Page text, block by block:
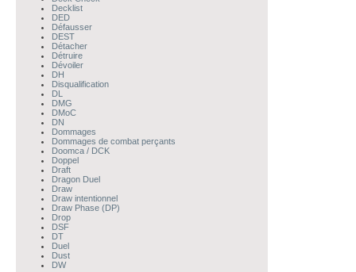
Decklist
DED
Défausser
DEST
Détacher
Détruire
Dévoiler
DH
Disqualification
DL
DMG
DMoC
DN
Dommages
Dommages de combat perçants
Doomca / DCK
Doppel
Draft
Dragon Duel
Draw
Draw intentionnel
Draw Phase (DP)
Drop
DSF
DT
Duel
Dust
DW